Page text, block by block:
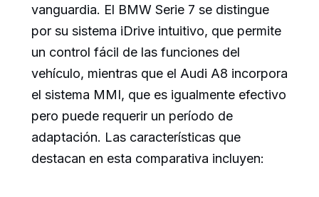
vanguardia. El BMW Serie 7 se distingue
por su sistema iDrive intuitivo, que permite
un control fácil de las funciones del
vehículo, mientras que el Audi A8 incorpora
el sistema MMI, que es igualmente efectivo
pero puede requerir un período de
adaptación. Las características que
destacan en esta comparativa incluyen: